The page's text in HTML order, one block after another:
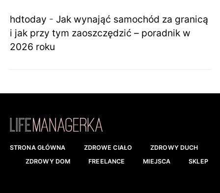
hdtoday - Jak wynająć samochód za granicą
i jak przy tym zaoszczędzić – poradnik w
2026 roku
STRONA GŁÓWNA ZDROWE CIAŁO
ZDROWY DUCH
ZDROWY DOM
FREELANCE MIEJSCA SKLEP